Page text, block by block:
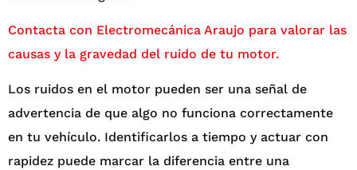
Contacta con Electromecánica Araujo para valorar las
causas y la gravedad del ruido de tu motor.
Los ruidos en el motor pueden ser una señal de
advertencia de que algo no funciona correctamente
en tu vehículo. Identificarlos a tiempo y actuar con
rapidez puede marcar la diferencia entre una